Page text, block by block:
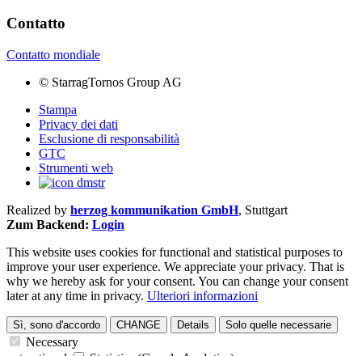
Contatto
Contatto mondiale
© StarragTornos Group AG
Stampa
Privacy dei dati
Esclusione di responsabilità
GTC
Strumenti web
Realized by herzog kommunikation GmbH, Stuttgart
Zum Backend: Login
This website uses cookies for functional and statistical purposes to
improve your user experience. We appreciate your privacy. That is
why we hereby ask for your consent. You can change your consent
later at any time in privacy. Ulteriori informazioni
Sì, sono d'accordo CHANGE Details Solo quelle necessarie
Necessary